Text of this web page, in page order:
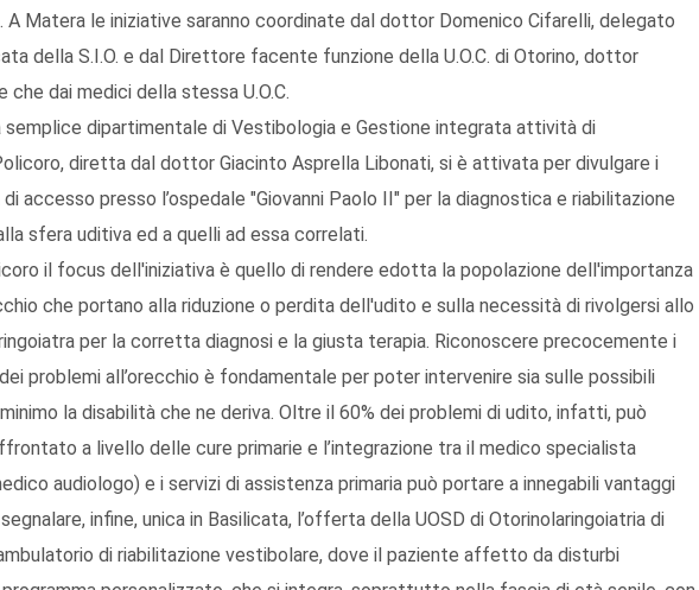
A Matera le iniziative saranno coordinate dal dottor Domenico Cifarelli, delegato
della S.I.O. e dal Direttore facente funzione della U.O.C. di Otorino, dottor
che dai medici della stessa U.O.C.
semplice dipartimentale di Vestibologia e Gestione integrata attività di
diretta dal dottor Giacinto Asprella Libonati, si è attivata per divulgare i
accesso presso l’ospedale "Giovanni Paolo II" per la diagnostica e riabilitazione
sfera uditiva ed a quelli ad essa correlati.
il focus dell'iniziativa è quello di rendere edotta la popolazione dell'importanza
che portano alla riduzione o perdita dell'udito e sulla necessità di rivolgersi allo
per la corretta diagnosi e la giusta terapia. Riconoscere precocemente i
problemi all’orecchio è fondamentale per poter intervenire sia sulle possibili
la disabilità che ne deriva. Oltre il 60% dei problemi di udito, infatti, può
a livello delle cure primarie e l’integrazione tra il medico specialista
audiologo) e i servizi di assistenza primaria può portare a innegabili vantaggi
infine, unica in Basilicata, l’offerta della UOSD di Otorinolaringoiatria di
di riabilitazione vestibolare, dove il paziente affetto da disturbi